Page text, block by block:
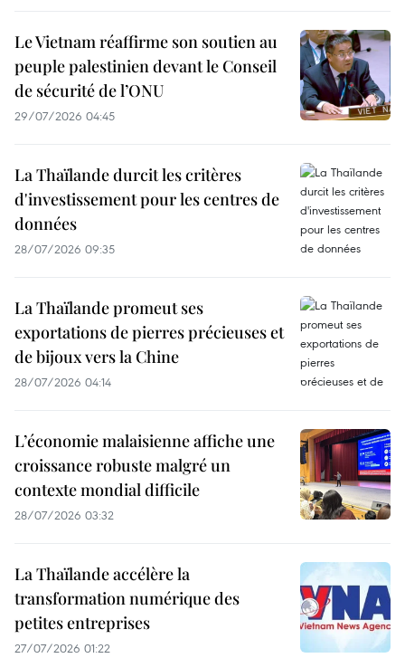
Le Vietnam réaffirme son soutien au
peuple palestinien devant le Conseil
de sécurité de l’ONU
29/07/2026 04:45
La Thaïlande durcit les critères
d'investissement pour les centres de
données
28/07/2026 09:35
La Thaïlande promeut ses
exportations de pierres précieuses et
de bijoux vers la Chine
28/07/2026 04:14
L’économie malaisienne affiche une
croissance robuste malgré un
contexte mondial difficile
28/07/2026 03:32
La Thaïlande accélère la
transformation numérique des
petites entreprises
27/07/2026 01:22